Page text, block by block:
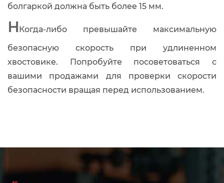
болгаркой должна быть более 15 мм.
Н Когда-либо превышайте максимальную
безопасную скорость при удлиненном
хвостовике. Попробуйте посоветоваться с
вашими продажами для проверки скорости
безопасности вращая перед использованием.